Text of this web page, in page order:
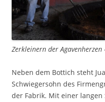
Zerkleinern der
Neben dem Bottich steht
Schwiegersohn des
der Fabrik. Mit einer